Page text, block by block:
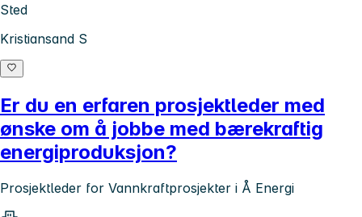
Sted
Kristiansand S
Er du en erfaren prosjektleder med
ønske om å jobbe med bærekraftig
energiproduksjon?
Prosjektleder for Vannkraftprosjekter i Å Energi